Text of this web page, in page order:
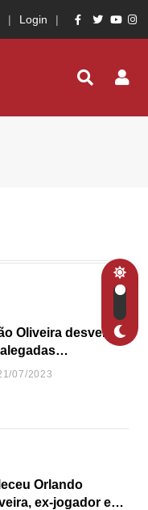
Login
Oliveira desvenda
da
07/2023
Orlando
ex-jogador e